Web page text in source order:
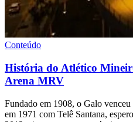
Conteúdo
História do Atlético
Arena MRV
Fundado em 1908, o Galo
em 1971 com Telê Santana,